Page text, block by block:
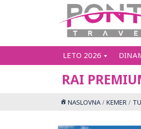
LETO 2026
RAI
NASLOVNA KEMER